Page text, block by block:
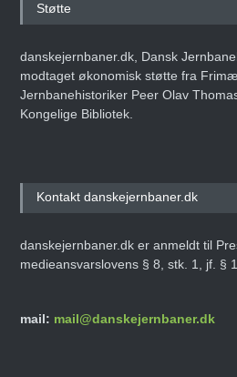
Støtte
danskejernbaner.dk, Dansk
modtaget økonomisk støtte fra
Jernbanehistoriker Peer Olav
Kongelige Bibliotek.
Kontakt danskejernbaner.dk
danskejernbaner.dk er anmeldt til
medieansvarslovens § 8, stk. 1, jf. §
mail: mail@danskejernbaner.dk